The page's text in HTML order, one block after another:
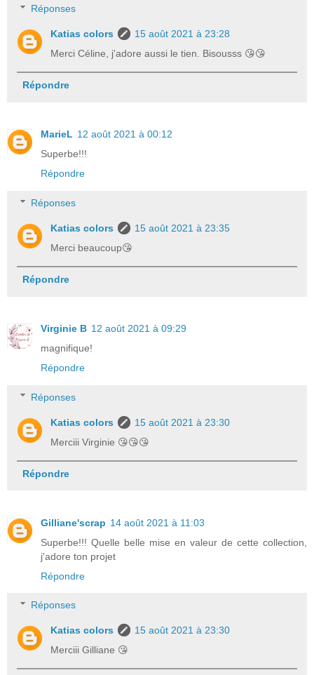
Réponses
Katias colors
15 août 2021 à 23:28
Merci Céline, j'adore aussi le tien. Bisousss 😘😘
Répondre
MarieL 12 août 2021 à 00:12
Superbe!!!
Répondre
Réponses
Katias colors
15 août 2021 à 23:35
Merci beaucoup😘
Répondre
Virginie B 12 août 2021 à 09:29
magnifique!
Répondre
Réponses
Katias colors
15 août 2021 à 23:30
Merciii Virginie 😘😘😘
Répondre
Gilliane'scrap 14 août 2021 à 11:03
Superbe!!! Quelle belle mise en valeur de cette collection,
j'adore ton projet
Répondre
Réponses
Katias colors
15 août 2021 à 23:30
Merciii Gilliane 😘